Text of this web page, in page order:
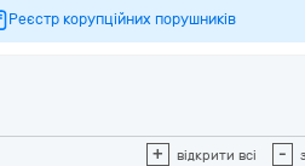
Реєстр корупційних порушників
+ відкрити всі -